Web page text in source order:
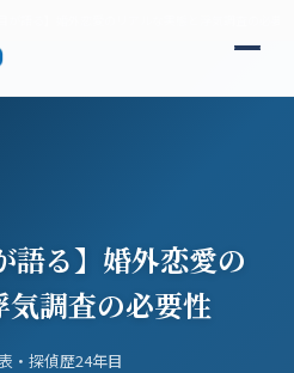
が語る】婚外恋愛のリアルな実態と浮気調査の必要性
語る】婚外恋愛の
気調査の必要性
・探偵歴24年目